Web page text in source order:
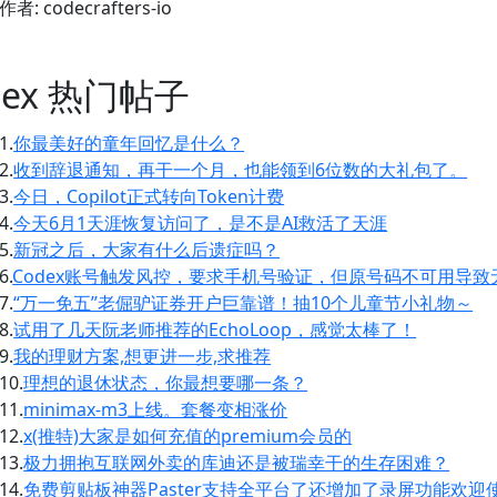
作者: codecrafters-io
热门帖子
1.你最美好的童年回忆是什么？
2.收到辞退通知，再干一个月，也能领到6位数的大礼包了。
3.今日，Copilot正式转向Token计费
4.今天6月1天涯恢复访问了，是不是AI救活了天涯
5.新冠之后，大家有什么后遗症吗？
6.Codex账号触发风控，要求手机号验证，但原号码不可用导致
7.“万一免五”老倔驴证券开户巨靠谱！抽10个儿童节小礼物～
8.试用了几天阮老师推荐的EchoLoop，感觉太棒了！
9.我的理财方案,想更进一步,求推荐
10.理想的退休状态，你最想要哪一条？
11.minimax-m3上线。套餐变相涨价
12.x(推特)大家是如何充值的premium会员的
13.极力拥抱互联网外卖的库迪还是被瑞幸干的生存困难？
14.免费剪贴板神器Paster支持全平台了还增加了录屏功能欢迎